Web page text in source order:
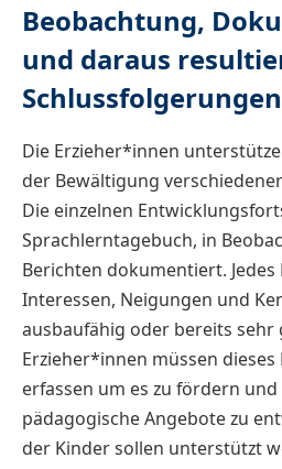
Beobachtung,
und daraus
Schlussfolgerungen
Die Erzieher*innen
der Bewältigung
Die einzelnen
Sprachlerntagebuch, in
Berichten dokumentiert.
Interessen, Neigungen und
ausbaufähig oder bereits sehr
Erzieher*innen müssen dieses
erfassen um es zu fördern
pädagogische Angebote zu
der Kinder sollen unterstützt